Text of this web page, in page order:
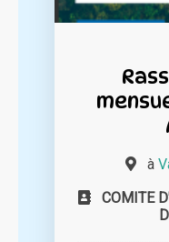
à
COMITE